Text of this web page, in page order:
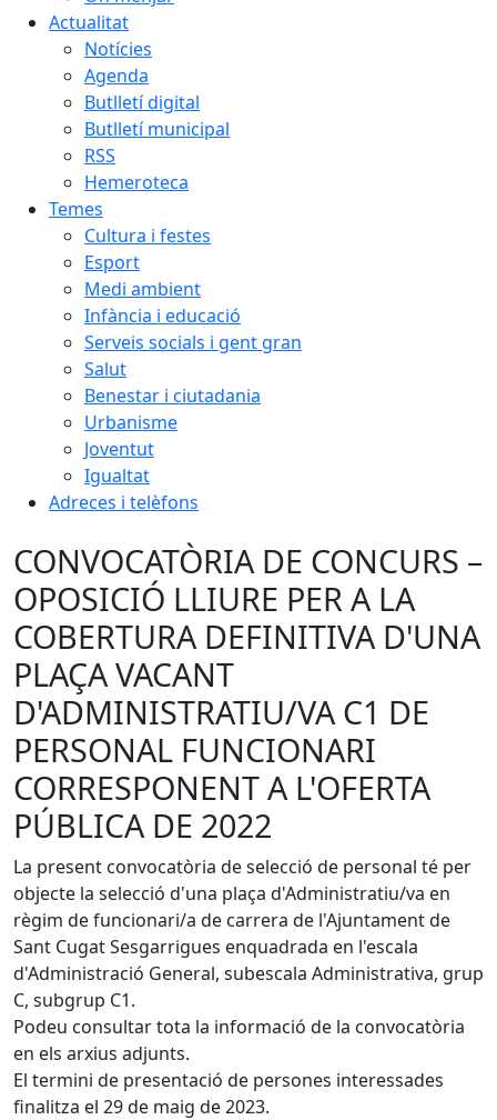
Actualitat
Notícies
Agenda
Butlletí digital
Butlletí municipal
RSS
Hemeroteca
Temes
Cultura i festes
Esport
Medi ambient
Infància i educació
Serveis socials i gent gran
Salut
Benestar i ciutadania
Urbanisme
Joventut
Igualtat
Adreces i telèfons
CONVOCATÒRIA DE CONCURS –
OPOSICIÓ LLIURE PER A LA
COBERTURA DEFINITIVA D'UNA
PLAÇA VACANT
D'ADMINISTRATIU/VA C1 DE
PERSONAL FUNCIONARI
CORRESPONENT A L'OFERTA
PÚBLICA DE 2022
La present convocatòria de selecció de personal té per
objecte la selecció d'una plaça d'Administratiu/va en
règim de funcionari/a de carrera de l'Ajuntament de
Sant Cugat Sesgarrigues enquadrada en l'escala
d'Administració General, subescala Administrativa, grup
C, subgrup C1.
Podeu consultar tota la informació de la convocatòria
en els arxius adjunts.
El termini de presentació de persones interessades
finalitza el 29 de maig de 2023.